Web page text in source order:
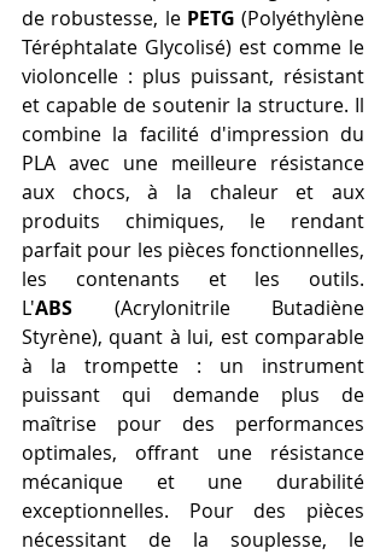
de robustesse, le PETG (Polyéthylène
Téréphtalate Glycolisé) est comme le
violoncelle : plus puissant, résistant
et capable de soutenir la structure. Il
combine la facilité d'impression du
PLA avec une meilleure résistance
aux chocs, à la chaleur et aux
produits chimiques, le rendant
parfait pour les pièces fonctionnelles,
les contenants et les outils.
L'ABS (Acrylonitrile Butadiène
Styrène), quant à lui, est comparable
à la trompette : un instrument
puissant qui demande plus de
maîtrise pour des performances
optimales, offrant une résistance
mécanique et une durabilité
exceptionnelles. Pour des pièces